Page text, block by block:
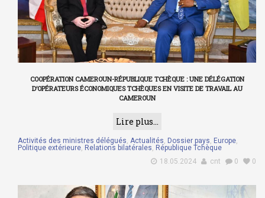
COOPÉRATION CAMEROUN-RÉPUBLIQUE TCHÈQUE : UNE DÉLÉGATION
D’OPÉRATEURS ÉCONOMIQUES TCHÈQUES EN VISITE DE TRAVAIL AU
CAMEROUN
Lire plus...
Activités des ministres délégués, Actualités, Dossier pays, Europe,
Politique extérieure, Relations bilatérales, République Tchèque
18.05.2024
cnt 0 0